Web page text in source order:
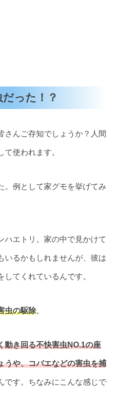
った！？
んご存知でしょうか？人間
使われます。
。例として家グモを挙げてみ
ハエトリ。家の中で見かけて
いるかもしれませんが、彼は
てくれているんです。
虫の駆除。
動き回る不快害虫NO.1の座
うや、コバエなどの害虫を捕
です。ちなみにこんな感じで